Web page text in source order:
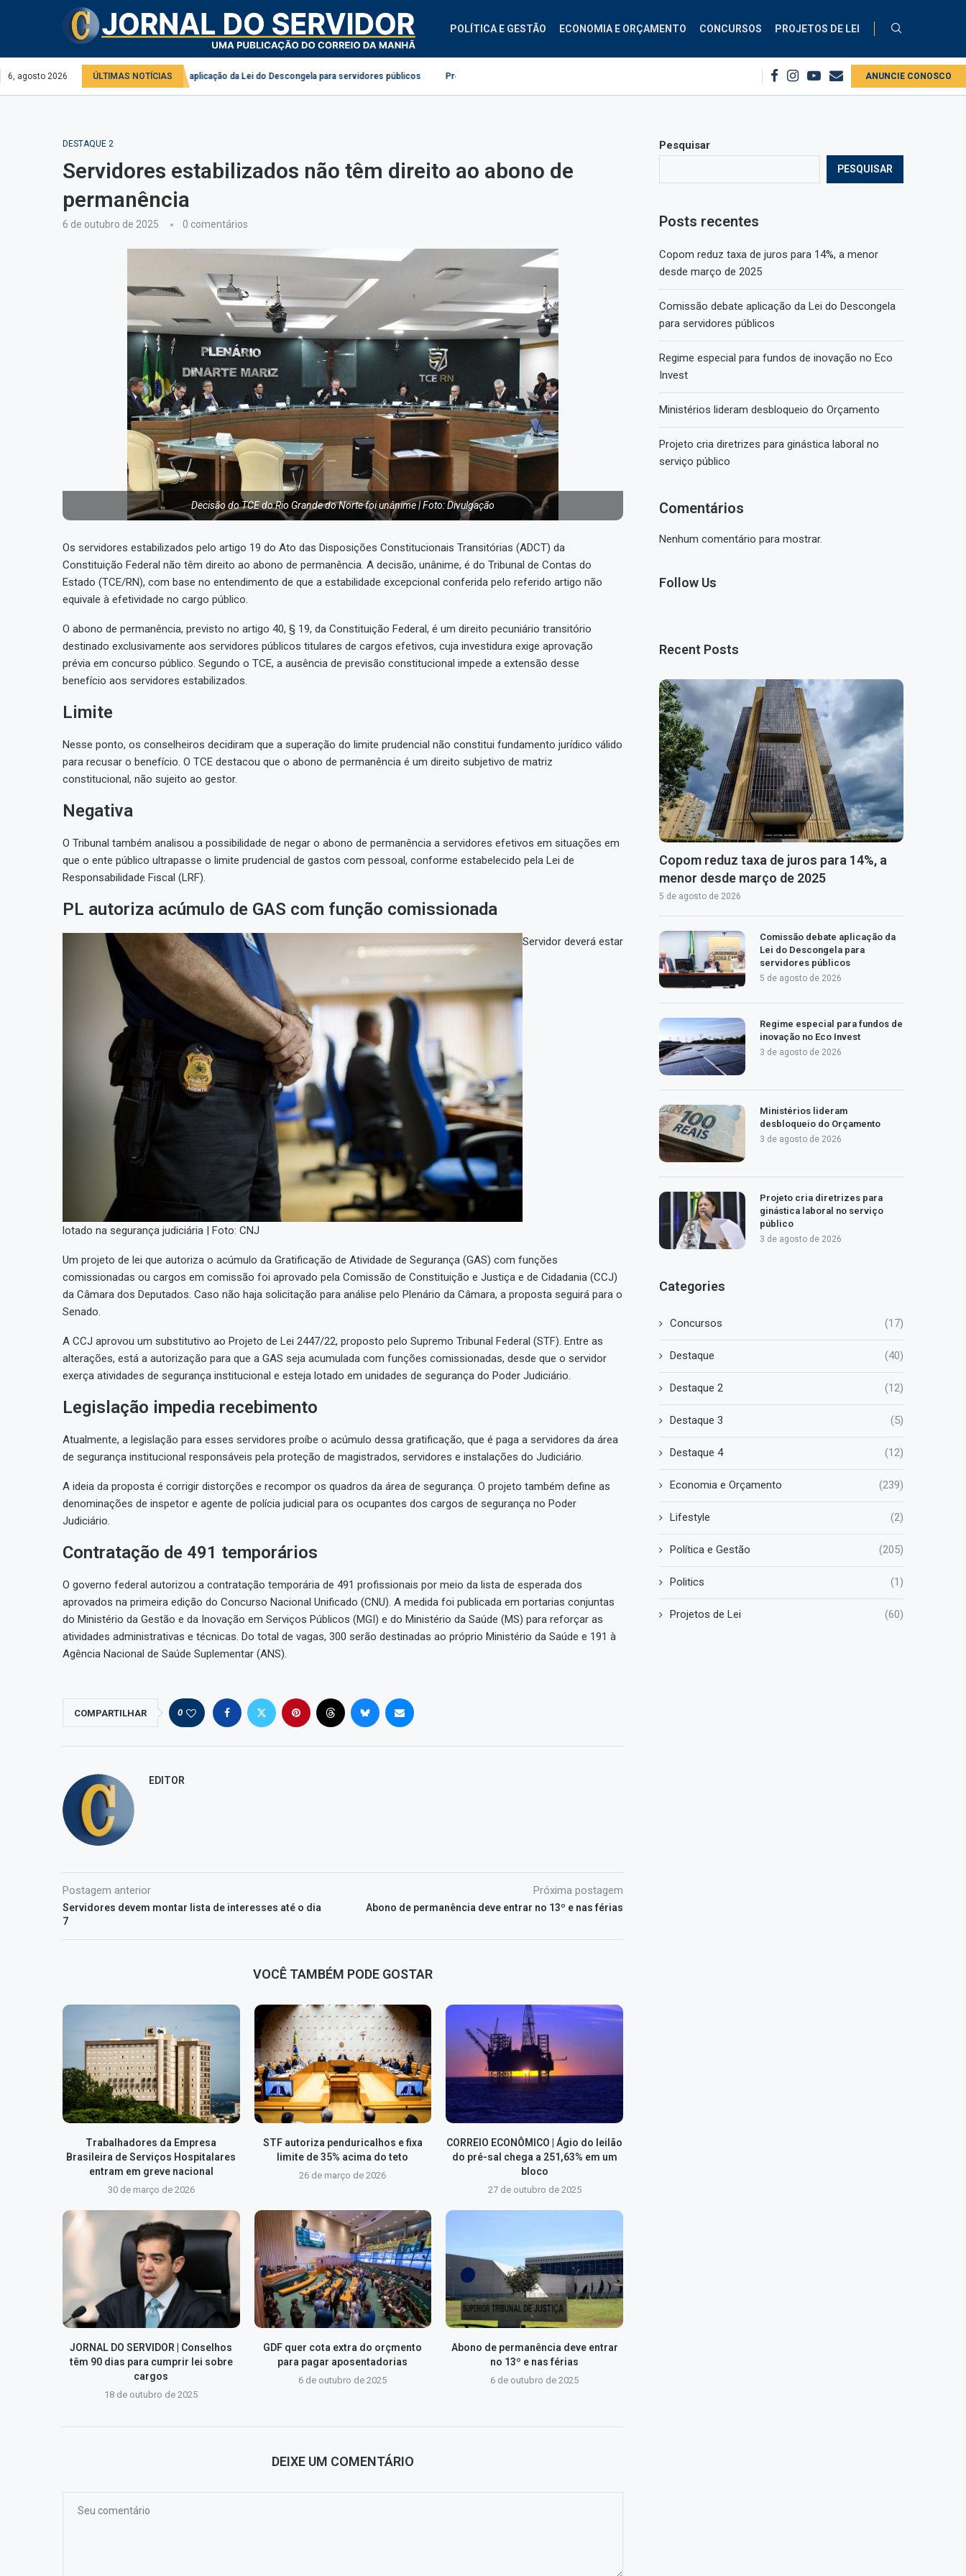
POLÍTICA E GESTÃO ECONOMIA E ORÇAMENTO CONCURSOS PROJETOS DE LEI
6, agosto 2026 ÚLTIMAS NOTÍCIAS
Comissão debate aplicação da Lei do Descongela para servidores públicos Projeto cria diretrizes para ginástica laboral no serviço público Copom reduz taxa de juros para 14%, a menor desde março... PEC cria
ANUNCIE CONOSCO
DESTAQUE 2
Servidores estabilizados não têm direito ao abono de
permanência
6 de outubro de 2025 0 comentários
Decisão do TCE do Rio Grande do Norte foi unânime | Foto: Divulgação
Os servidores estabilizados pelo artigo 19 do Ato das Disposições Constitucionais Transitórias (ADCT) da
Constituição Federal não têm direito ao abono de permanência. A decisão, unânime, é do Tribunal de Contas do
Estado (TCE/RN), com base no entendimento de que a estabilidade excepcional conferida pelo referido artigo não
equivale à efetividade no cargo público.
O abono de permanência, previsto no artigo 40, § 19, da Constituição Federal, é um direito pecuniário transitório
destinado exclusivamente aos servidores públicos titulares de cargos efetivos, cuja investidura exige aprovação
prévia em concurso público. Segundo o TCE, a ausência de previsão constitucional impede a extensão desse
benefício aos servidores estabilizados.
Limite
Nesse ponto, os conselheiros decidiram que a superação do limite prudencial não constitui fundamento jurídico válido
para recusar o benefício. O TCE destacou que o abono de permanência é um direito subjetivo de matriz
constitucional, não sujeito ao gestor.
Negativa
O Tribunal também analisou a possibilidade de negar o abono de permanência a servidores efetivos em situações em
que o ente público ultrapasse o limite prudencial de gastos com pessoal, conforme estabelecido pela Lei de
Responsabilidade Fiscal (LRF).
PL autoriza acúmulo de GAS com função comissionada
Servidor deverá estar
lotado na segurança judiciária | Foto: CNJ
Um projeto de lei que autoriza o acúmulo da Gratificação de Atividade de Segurança (GAS) com funções
comissionadas ou cargos em comissão foi aprovado pela Comissão de Constituição e Justiça e de Cidadania (CCJ)
da Câmara dos Deputados. Caso não haja solicitação para análise pelo Plenário da Câmara, a proposta seguirá para o
Senado.
A CCJ aprovou um substitutivo ao Projeto de Lei 2447/22, proposto pelo Supremo Tribunal Federal (STF). Entre as
alterações, está a autorização para que a GAS seja acumulada com funções comissionadas, desde que o servidor
exerça atividades de segurança institucional e esteja lotado em unidades de segurança do Poder Judiciário.
Legislação impedia recebimento
Atualmente, a legislação para esses servidores proíbe o acúmulo dessa gratificação, que é paga a servidores da área
de segurança institucional responsáveis pela proteção de magistrados, servidores e instalações do Judiciário.
A ideia da proposta é corrigir distorções e recompor os quadros da área de segurança. O projeto também define as
denominações de inspetor e agente de polícia judicial para os ocupantes dos cargos de segurança no Poder
Judiciário.
Contratação de 491 temporários
O governo federal autorizou a contratação temporária de 491 profissionais por meio da lista de esperada dos
aprovados na primeira edição do Concurso Nacional Unificado (CNU). A medida foi publicada em portarias conjuntas
do Ministério da Gestão e da Inovação em Serviços Públicos (MGI) e do Ministério da Saúde (MS) para reforçar as
atividades administrativas e técnicas. Do total de vagas, 300 serão destinadas ao próprio Ministério da Saúde e 191 à
Agência Nacional de Saúde Suplementar (ANS).
COMPARTILHAR 0
EDITOR
Postagem anterior
Servidores devem montar lista de interesses até o dia
7
Próxima postagem
Abono de permanência deve entrar no 13º e nas férias
VOCÊ TAMBÉM PODE GOSTAR
Trabalhadores da Empresa
Brasileira de Serviços Hospitalares
entram em greve nacional
30 de março de 2026
STF autoriza penduricalhos e fixa
limite de 35% acima do teto
26 de março de 2026
CORREIO ECONÔMICO | Ágio do leilão
do pré-sal chega a 251,63% em um
bloco
27 de outubro de 2025
JORNAL DO SERVIDOR | Conselhos
têm 90 dias para cumprir lei sobre
cargos
18 de outubro de 2025
GDF quer cota extra do orçmento
para pagar aposentadorias
6 de outubro de 2025
Abono de permanência deve entrar
no 13º e nas férias
6 de outubro de 2025
DEIXE UM COMENTÁRIO
Pesquisar
PESQUISAR
Posts recentes
Copom reduz taxa de juros para 14%, a menor
desde março de 2025
Comissão debate aplicação da Lei do Descongela
para servidores públicos
Regime especial para fundos de inovação no Eco
Invest
Ministérios lideram desbloqueio do Orçamento
Projeto cria diretrizes para ginástica laboral no
serviço público
Comentários
Nenhum comentário para mostrar.
Follow Us
Recent Posts
Copom reduz taxa de juros para 14%, a
menor desde março de 2025
5 de agosto de 2026
Comissão debate aplicação da
Lei do Descongela para
servidores públicos
5 de agosto de 2026
Regime especial para fundos de
inovação no Eco Invest
3 de agosto de 2026
Ministérios lideram
desbloqueio do Orçamento
3 de agosto de 2026
Projeto cria diretrizes para
ginástica laboral no serviço
público
3 de agosto de 2026
Categories
Concursos (17)
Destaque (40)
Destaque 2 (12)
Destaque 3 (5)
Destaque 4 (12)
Economia e Orçamento (239)
Lifestyle (2)
Política e Gestão (205)
Politics (1)
Projetos de Lei (60)